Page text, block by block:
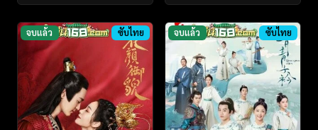
จบแล้ว ซับไทย จบแล้ว ซับไทย